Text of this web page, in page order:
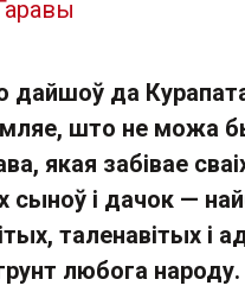
дайшоў да
што не можа
якая забівае
сыноў і дачок —
таленавітых і
любога народу.